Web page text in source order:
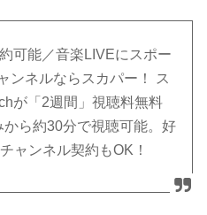
可能／音楽LIVEにスポー
ンネルならスカパー！ ス
が「2週間」視聴料無料
ら約30分で視聴可能。好
ャンネル契約もOK！